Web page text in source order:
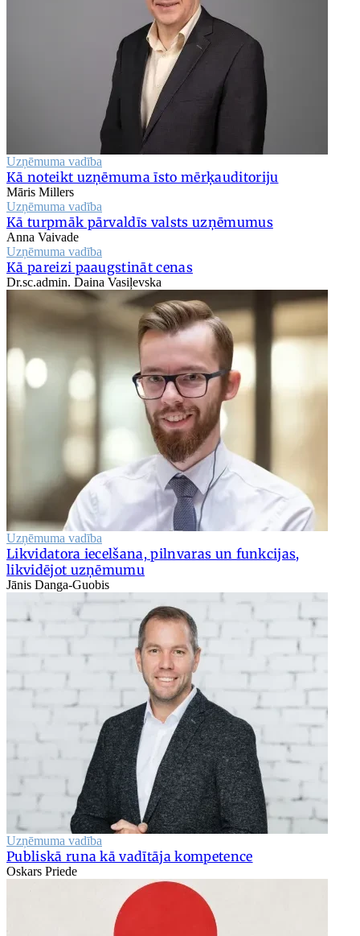
Uzņēmuma vadība
Kā noteikt uzņēmuma īsto mērķauditoriju
Māris Millers
Uzņēmuma vadība
Kā turpmāk pārvaldīs valsts uzņēmumus
Anna Vaivade
Uzņēmuma vadība
Kā pareizi paaugstināt cenas
Dr.sc.admin. Daina Vasiļevska
Uzņēmuma vadība
Likvidatora iecelšana, pilnvaras un funkcijas,
likvidējot uzņēmumu
Jānis Danga-Guobis
Uzņēmuma vadība
Publiskā runa kā vadītāja kompetence
Oskars Priede